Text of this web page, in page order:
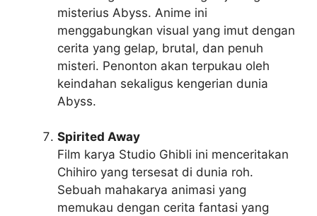
misterius Abyss. Anime ini
menggabungkan visual yang imut dengan
cerita yang gelap, brutal, dan penuh
misteri. Penonton akan terpukau oleh
keindahan sekaligus kengerian dunia
Abyss.
Spirited Away
Film karya Studio Ghibli ini menceritakan
Chihiro yang tersesat di dunia roh.
Sebuah mahakarya animasi yang
memukau dengan cerita fantasi yang